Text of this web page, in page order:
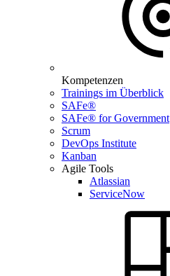
Kompetenzen
Trainings im Überblick
SAFe®
SAFe® for Government
Scrum
DevOps Institute
Kanban
Agile Tools
Atlassian
ServiceNow